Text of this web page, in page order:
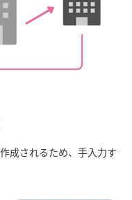
成されるため、手入力す